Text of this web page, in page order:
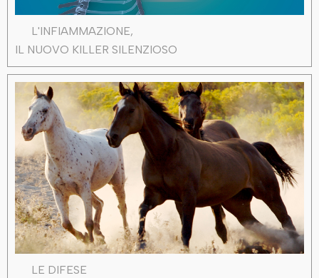
L'INFIAMMAZIONE,
IL NUOVO KILLER SILENZIOSO
LE DIFESE